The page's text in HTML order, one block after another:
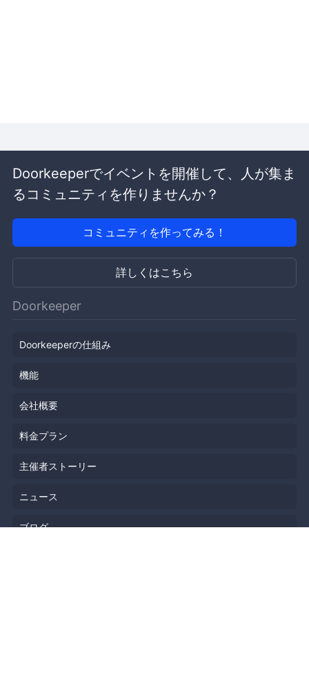
Doorkeeperでイベントを開催して、人が集ま
るコミュニティを作りませんか？
コミュニティを作ってみる！
詳しくはこちら
Doorkeeper
Doorkeeperの仕組み
機能
会社概要
料金プラン
主催者ストーリー
ニュース
ブログ